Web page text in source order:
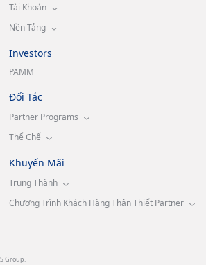
Tài Khoản
Nền Tảng
Investors
PAMM
Đối Tác
Partner Programs
Thể Chế
Khuyến Mãi
Trung Thành
Chương Trình Khách Hàng Thân Thiết Partner
Group.